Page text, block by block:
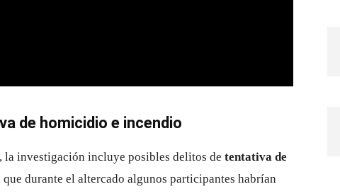
de homicidio e incendio
la investigación incluye posibles delitos de tentativa de
que durante el altercado algunos participantes habrían